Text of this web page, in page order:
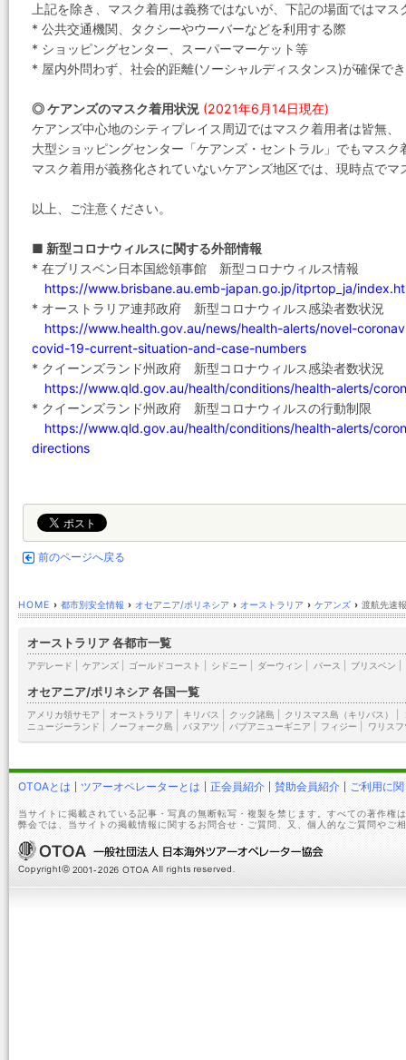
上記を除き、マスク着用は義務ではないが、下記の場面ではマ
* 公共交通機関、タクシーやウーバーなどを利用する際
* ショッピングセンター、スーパーマーケット等
* 屋内外問わず、社会的距離(ソーシャルディスタンス)が確保で
◎ ケアンズのマスク着用状況 (2021年6月14日現在)
ケアンズ中心地のシティプレイス周辺ではマスク着用者は皆無、
大型ショッピングセンター「ケアンズ・セントラル」でもマスク
マスク着用が義務化されていないケアンズ地区では、現時点で
以上、ご注意ください。
■ 新型コロナウィルスに関する外部情報
* 在ブリスベン日本国総領事館 新型コロナウィルス情報
https://www.brisbane.au.emb-japan.go.jp/itprtop_ja/
* オーストラリア連邦政府 新型コロナウィルス感染者数状況
https://www.health.gov.au/news/health-alerts/novel-
covid-19-current-situation-and-case-numbers
* クイーンズランド州政府 新型コロナウィルス感染者数状況
https://www.qld.gov.au/health/conditions/health-alerts/
* クイーンズランド州政府 新型コロナウィルスの行動制限
https://www.qld.gov.au/health/conditions/health-alerts/
directions
前のページへ戻る
HOME › 都市別安全情報 › オセアニア/ポリネシア › オーストラリア › ケアンズ › 渡航先速
オーストラリア 各都市一覧
アデレード ケアンズ ゴールドコースト シドニー ダーウィン パース ブリスベン
オセアニア/ポリネシア 各国一覧
アメリカ領サモア オーストラリア キリバス クック諸島 クリスマス島（キリバス）
ニュージーランド
ノーフォーク島 バヌアツ パプアニューギニア フィジー ワリス
OTOAとは ツアーオペレーターとは 正会員紹介 賛助会員紹介 ご利用に
当サイトに掲載されている記事・写真の無断転写・複製を禁じます。すべての著作権
弊会では、当サイトの掲載情報に関するお問合せ・ご質問、又、個人的なご質問やご